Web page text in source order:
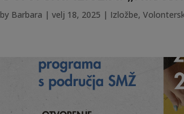
by Barbara |velj 18, 2025 | Izložbe,